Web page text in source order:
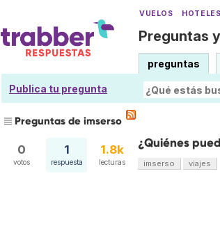
VUELOS HOTELES
Preguntas
preguntas
Publica tu pregunta
Preguntas de imserso
0
votos
1
respuesta
1.8k
lecturas
¿Quiénes
imserso viajes